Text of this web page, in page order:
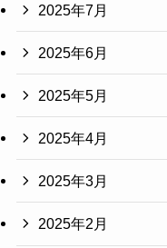
2025年7月
2025年6月
2025年5月
2025年4月
2025年3月
2025年2月